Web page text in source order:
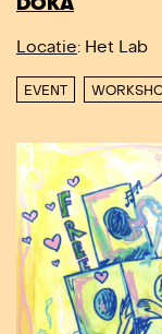
Locatie: Het Lab
EVENT